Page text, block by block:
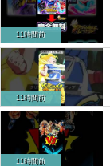
11時間前
11時間前
11時間前